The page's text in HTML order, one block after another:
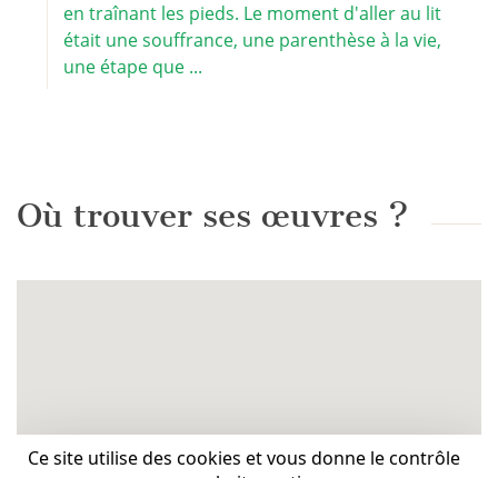
en traînant les pieds. Le moment d'aller au lit
était une souffrance, une parenthèse à la vie,
une étape que ...
Où trouver ses œuvres ?